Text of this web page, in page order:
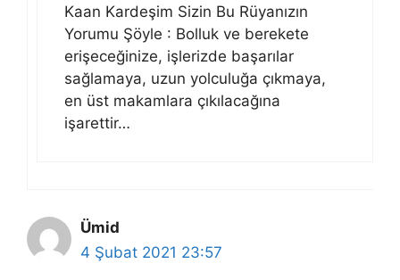
Kaan Kardeşim Sizin Bu Rüyanızın
Yorumu Şöyle : Bolluk ve berekete
erişeceğinize, işlerizde başarılar
sağlamaya, uzun yolculuğa çıkmaya,
en üst makamlara çıkılacağına
işarettir…
Ümid
4 Şubat 2021 23:57